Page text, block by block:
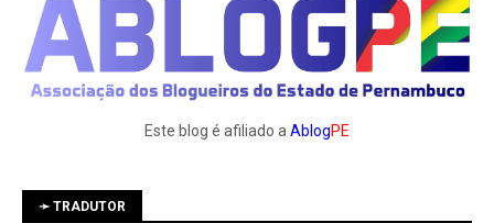
Este blog é afiliado a AblogPE
➛ TRADUTOR